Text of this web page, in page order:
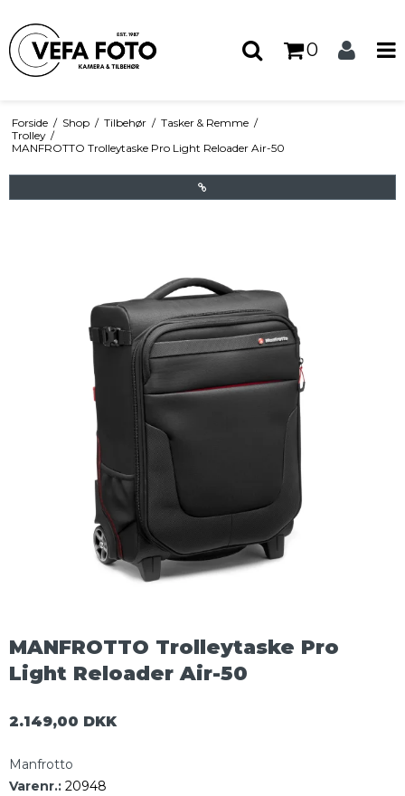
0
Forside / Shop / Tilbehør / Tasker & Remme /
Trolley /
MANFROTTO Trolleytaske Pro Light Reloader Air-50
MANFROTTO Trolleytaske Pro
Light Reloader Air-50
2.149,00 DKK
Manfrotto
Varenr.: 20948